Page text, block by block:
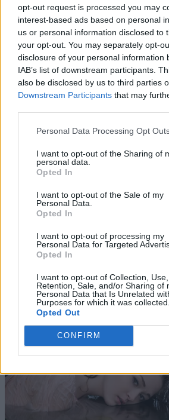
opt-out request is processed you may
interest-based ads based on personal
us or personal information disclosed to
your opt-out. You may separately opt-
disclosure of your personal information
IAB’s list of downstream participants.
also be disclosed by us to third parties
Downstream Participants that may
Personal Data Processing Opt
I want to opt-out of the Sharing of
personal data.
Opted In
I want to opt-out of the Sale of my
Personal Data.
Opted In
I want to opt-out of processing my
Personal Data for Targeted
Opted In
I want to opt-out of Collection, Use,
Retention, Sale, and/or Sharing of
Personal Data that Is Unrelated
Purposes for which it was collected.
Opted Out
CONFIRM